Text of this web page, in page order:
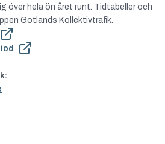
över hela ön året runt. Tidtabeller och
Gotlands Kollektivtrafik.